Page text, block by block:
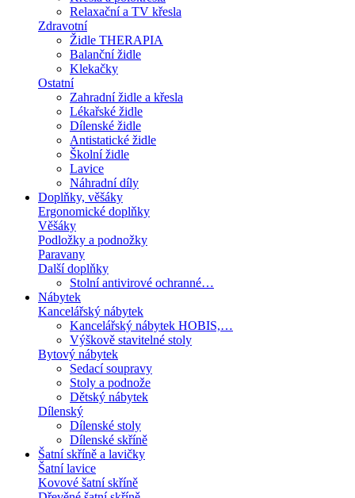
Relaxační a TV křesla
Zdravotní
Židle THERAPIA
Balanční židle
Klekačky
Ostatní
Zahradní židle a křesla
Lékařské židle
Dílenské židle
Antistatické židle
Školní židle
Lavice
Náhradní díly
Doplňky, věšáky
Ergonomické doplňky
Věšáky
Podložky a podnožky
Paravany
Další doplňky
Stolní antivirové ochranné…
Nábytek
Kancelářský nábytek
Kancelářský nábytek HOBIS,…
Výškově stavitelné stoly
Bytový nábytek
Sedací soupravy
Stoly a podnože
Dětský nábytek
Dílenský
Dílenské stoly
Dílenské skříně
Šatní skříně a lavičky
Šatní lavice
Kovové šatní skříně